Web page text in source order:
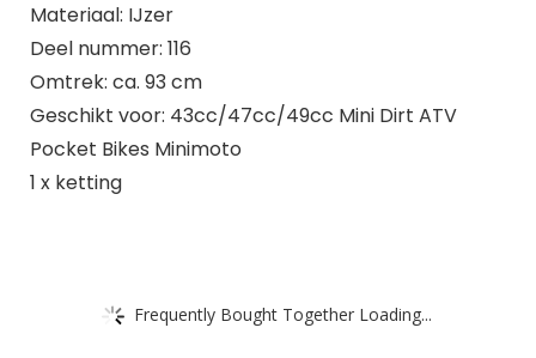
Materiaal: IJzer
Deel nummer: 116
Omtrek: ca. 93 cm
Geschikt voor: 43cc/47cc/49cc Mini Dirt ATV
Pocket Bikes Minimoto
1 x ketting
Frequently Bought Together Loading...